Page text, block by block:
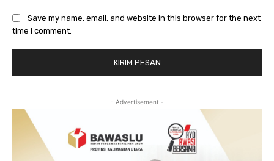
Save my name, email, and website in this browser for the next
time I comment.
- Advertisement -